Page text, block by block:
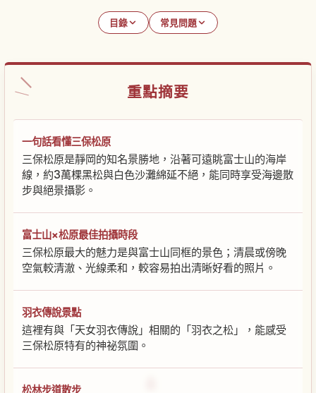
目錄 常見問題
重點摘要
一句話看懂三保松原
三保松原是靜岡的知名景勝地，沿著可遠眺富士山的海岸
線，約3萬棵黑松與白色沙灘綿延不絕，能同時享受海邊散
步與絕景攝影。
富士山×松原最佳拍攝時段
三保松原最大的魅力是與富士山同框的景色；清晨或傍晚
空氣較清澈、光線柔和，較容易拍出清晰好看的照片。
羽衣傳說景點
這裡有與「天女羽衣傳說」相關的「羽衣之松」，能感受
三保松原特有的神祕氛圍。
松林步道散步